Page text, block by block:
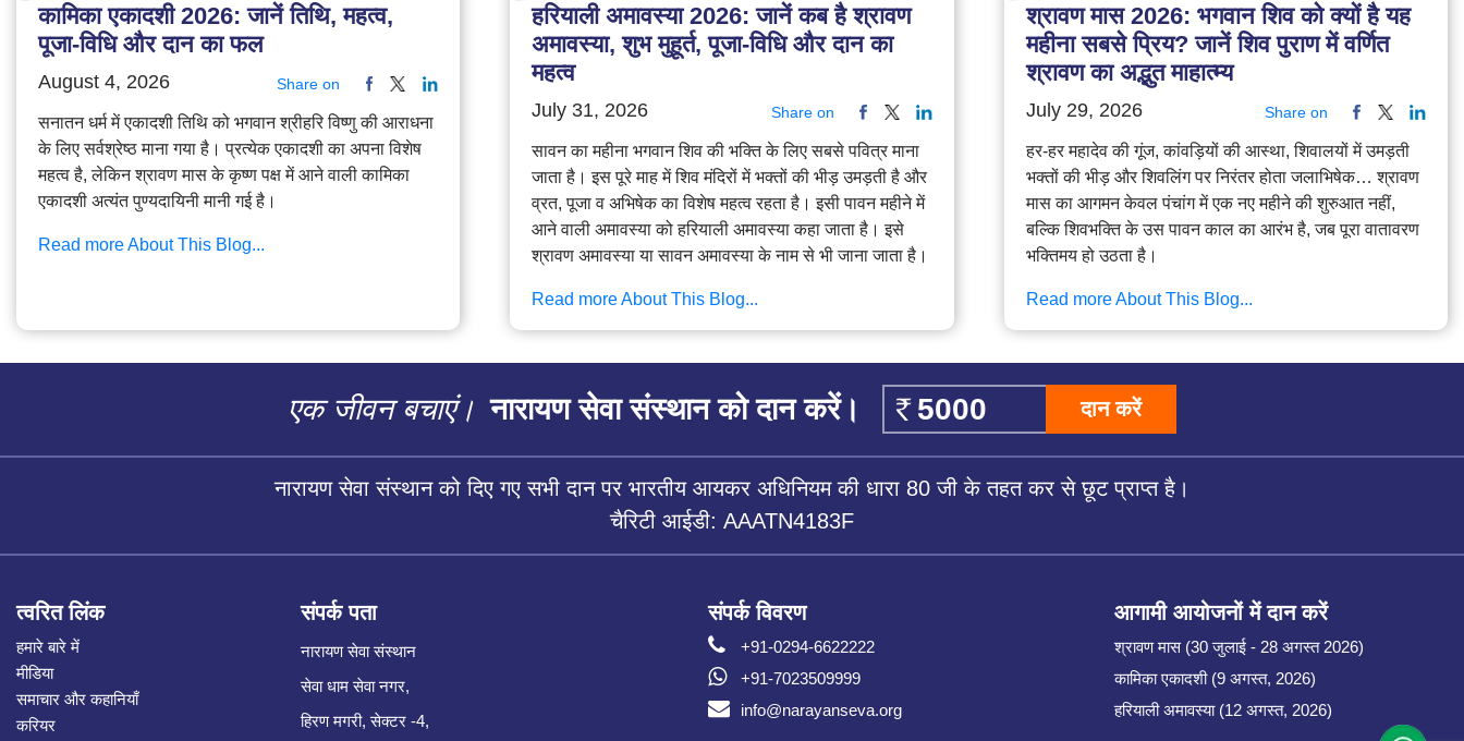
कामिका एकादशी 2026: जानें तिथि, महत्व,
पूजा-विधि और दान का फल
August 4, 2026 Share on
सनातन धर्म में एकादशी तिथि को भगवान श्रीहरि विष्णु की आराधना
के लिए सर्वश्रेष्ठ माना गया है। प्रत्येक एकादशी का अपना विशेष
महत्व है, लेकिन श्रावण मास के कृष्ण पक्ष में आने वाली कामिका
एकादशी अत्यंत पुण्यदायिनी मानी गई है।
Read more About This Blog...
हरियाली अमावस्या 2026: जानें कब है श्रावण
अमावस्या, शुभ मुहूर्त, पूजा-विधि और दान का
महत्व
July 31, 2026 Share on
सावन का महीना भगवान शिव की भक्ति के लिए सबसे पवित्र माना
जाता है। इस पूरे माह में शिव मंदिरों में भक्तों की भीड़ उमड़ती है और
व्रत, पूजा व अभिषेक का विशेष महत्व रहता है। इसी पावन महीने में
आने वाली अमावस्या को हरियाली अमावस्या कहा जाता है। इसे
श्रावण अमावस्या या सावन अमावस्या के नाम से भी जाना जाता है।
Read more About This Blog...
श्रावण मास 2026: भगवान शिव को क्यों है यह
महीना सबसे प्रिय? जानें शिव पुराण में वर्णित
श्रावण का अद्भुत माहात्म्य
July 29, 2026 Share on
हर-हर महादेव की गूंज, कांवड़ियों की आस्था, शिवालयों में उमड़ती
भक्तों की भीड़ और शिवलिंग पर निरंतर होता जलाभिषेक… श्रावण
मास का आगमन केवल पंचांग में एक नए महीने की शुरुआत नहीं,
बल्कि शिवभक्ति के उस पावन काल का आरंभ है, जब पूरा वातावरण
भक्तिमय हो उठता है।
Read more About This Blog...
एक जीवन बचाएं। नारायण सेवा संस्थान को दान करें। दान करें
नारायण सेवा संस्थान को दिए गए सभी दान पर भारतीय आयकर अधिनियम की धारा 80 जी के तहत कर से छूट प्राप्त है।
चैरिटी आईडी: AAATN4183F
त्वरित लिंक
हमारे बारे में
मीडिया
समाचार और कहानियाँ
करियर
संपर्क पता
नारायण सेवा संस्थान
सेवा धाम सेवा नगर,
हिरण मगरी, सेक्टर -4,
संपर्क विवरण
+91-0294-6622222
+91-7023509999
info@narayanseva.org
आगामी आयोजनों में दान करें
श्रावण मास (30 जुलाई - 28 अगस्त 2026)
कामिका एकादशी (9 अगस्त, 2026)
हरियाली अमावस्या (12 अगस्त, 2026)